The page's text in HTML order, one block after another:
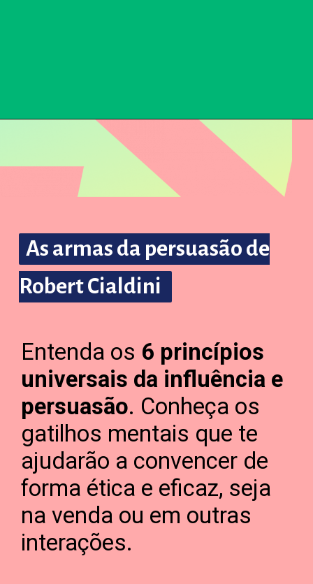
As armas da persuasão de
Robert Cialdini
As armas da persuasão de
Robert Cialdini
Entenda os 6 princípios
universais da influência e
persuasão. Conheça os
gatilhos mentais que te
ajudarão a convencer de
forma ética e eficaz, seja
na venda ou em outras
interações.